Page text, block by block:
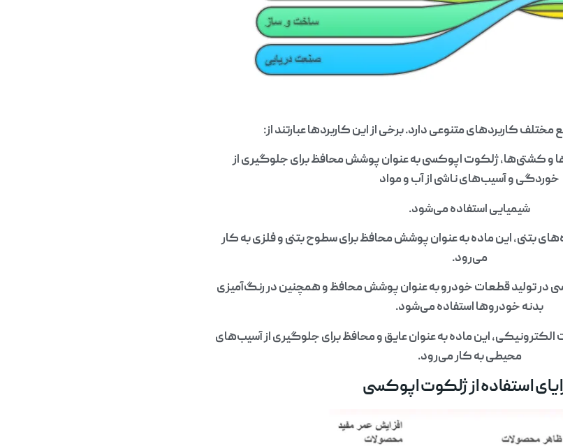
کاربردهای متنوعی دارد. برخی از این کاربردها عبارتند از:
و کشتی‌ها، ژلکوت اپوکسی به عنوان پوشش محافظ برای جلوگیری از
خوردگی و آسیب‌های ناشی از آب و مواد
شیمیایی استفاده می‌شود.
بتنی، این ماده به عنوان پوشش محافظ برای سطوح بتنی و فلزی به کار
می‌رود.
تولید قطعات خودرو به عنوان پوشش محافظ و همچنین در رنگ‌آمیزی
بدنه خودروها استفاده می‌شود.
این ماده به عنوان عایق و محافظ برای جلوگیری از آسیب‌های
محیطی به کار می‌رود.
استفاده از ژلکوت اپوکسی